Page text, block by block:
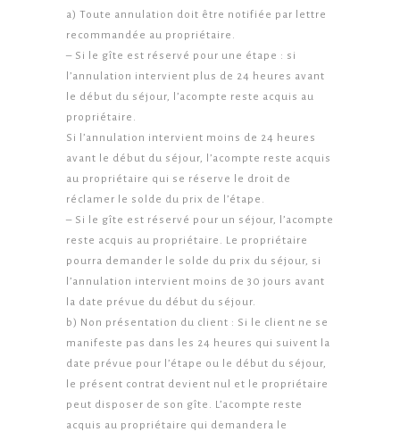
a) Toute annulation doit être notifiée par lettre
recommandée au propriétaire.
– Si le gîte est réservé pour une étape : si
l’annulation intervient plus de 24 heures avant
le début du séjour, l’acompte reste acquis au
propriétaire.
Si l’annulation intervient moins de 24 heures
avant le début du séjour, l’acompte reste acquis
au propriétaire qui se réserve le droit de
réclamer le solde du prix de l’étape.
– Si le gîte est réservé pour un séjour, l’acompte
reste acquis au propriétaire. Le propriétaire
pourra demander le solde du prix du séjour, si
l’annulation intervient moins de 30 jours avant
la date prévue du début du séjour.
b) Non présentation du client : Si le client ne se
manifeste pas dans les 24 heures qui suivent la
date prévue pour l’étape ou le début du séjour,
le présent contrat devient nul et le propriétaire
peut disposer de son gîte. L’acompte reste
acquis au propriétaire qui demandera le